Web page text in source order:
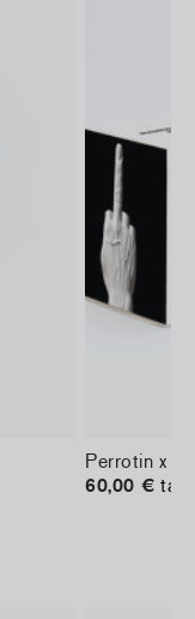
Perrotin x
60,00 €